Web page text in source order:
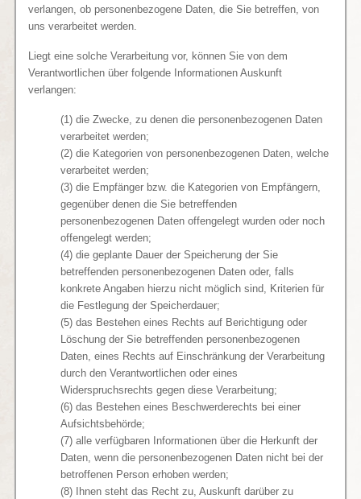
verlangen, ob personenbezogene Daten, die Sie betreffen, von
uns verarbeitet werden.
Liegt eine solche Verarbeitung vor, können Sie von dem
Verantwortlichen über folgende Informationen Auskunft
verlangen:
(1) die Zwecke, zu denen die personenbezogenen Daten
verarbeitet werden;
(2) die Kategorien von personenbezogenen Daten, welche
verarbeitet werden;
(3) die Empfänger bzw. die Kategorien von Empfängern,
gegenüber denen die Sie betreffenden
personenbezogenen Daten offengelegt wurden oder noch
offengelegt werden;
(4) die geplante Dauer der Speicherung der Sie
betreffenden personenbezogenen Daten oder, falls
konkrete Angaben hierzu nicht möglich sind, Kriterien für
die Festlegung der Speicherdauer;
(5) das Bestehen eines Rechts auf Berichtigung oder
Löschung der Sie betreffenden personenbezogenen
Daten, eines Rechts auf Einschränkung der Verarbeitung
durch den Verantwortlichen oder eines
Widerspruchsrechts gegen diese Verarbeitung;
(6) das Bestehen eines Beschwerderechts bei einer
Aufsichtsbehörde;
(7) alle verfügbaren Informationen über die Herkunft der
Daten, wenn die personenbezogenen Daten nicht bei der
betroffenen Person erhoben werden;
(8) Ihnen steht das Recht zu, Auskunft darüber zu